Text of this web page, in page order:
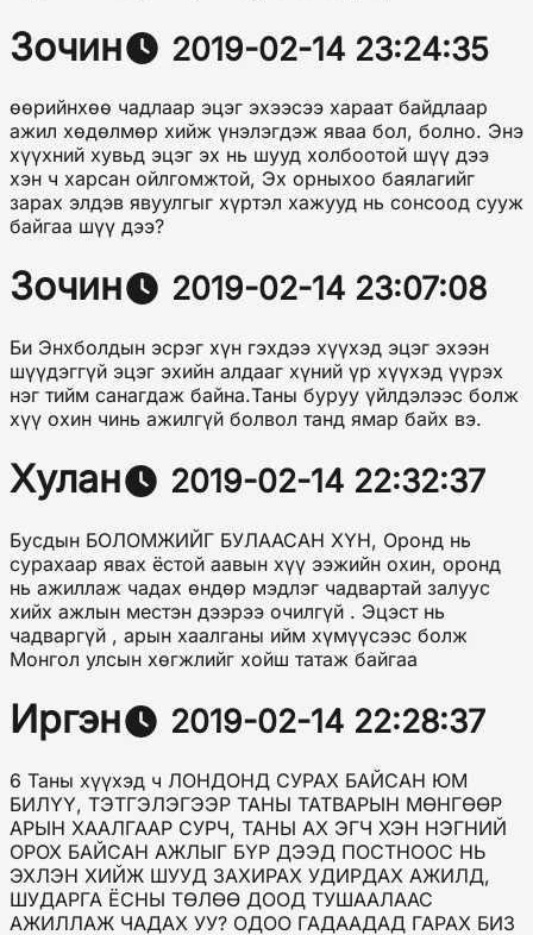
Зочин 2019-02-14 23:24:35
өөрийнхөө чадлаар эцэг эхээсээ хараат байдлаар
ажил хөдөлмөр хийж үнэлэгдэж яваа бол, болно. Энэ
хүүхний хувьд эцэг эх нь шууд холбоотой шүү дээ
хэн ч харсан ойлгомжтой, Эх орныхоо баялагийг
зарах элдэв явуулгыг хүртэл хажууд нь сонсоод сууж
байгаа шүү дээ?
Зочин 2019-02-14 23:07:08
Би Энхболдын эсрэг хүн гэхдээ хүүхэд эцэг эхээн
шүүдэггүй эцэг эхийн алдааг хүний үр хүүхэд үүрэх
нэг тийм санагдаж байна.Таны буруу үйлдэлээс болж
хүү охин чинь ажилгүй болвол танд ямар байх вэ.
Хулан 2019-02-14 22:32:37
Бусдын БОЛОМЖИЙГ БУЛААСАН ХҮН, Оронд нь
сурахаар явах ёстой аавын хүү ээжийн охин, оронд
нь ажиллаж чадах өндөр мэдлэг чадвартай залуус
хийх ажлын местэн дээрээ очилгүй . Эцэст нь
чадваргүй , арын хаалганы ийм хүмүүсээс болж
Монгол улсын хөгжлийг хойш татаж байгаа
Иргэн 2019-02-14 22:28:37
6 Таны хүүхэд ч ЛОНДОНД СУРАХ БАЙСАН ЮМ
БИЛҮҮ, ТЭТГЭЛЭГЭЭР ТАНЫ ТАТВАРЫН МӨНГӨӨР
АРЫН ХААЛГААР СУРЧ, ТАНЫ АХ ЭГЧ ХЭН НЭГНИЙ
ОРОХ БАЙСАН АЖЛЫГ БҮР ДЭЭД ПОСТНООС НЬ
ЭХЛЭН ХИЙЖ ШУУД ЗАХИРАХ УДИРДАХ АЖИЛД,
ШУДАРГА ЁСНЫ ТӨЛӨӨ ДООД ТУШААЛААС
АЖИЛЛАЖ ЧАДАХ УУ? ОДОО ГАДААДАД ГАРАХ БИЗ